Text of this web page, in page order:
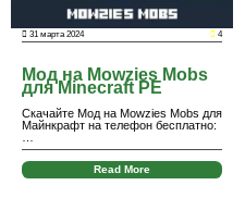
31 марта 2024 4
Мод на Mowzies Mobs
для Minecraft PE
Скачайте Мод на Mowzies Mobs для
Майнкрафт на телефон бесплатно:
Read More